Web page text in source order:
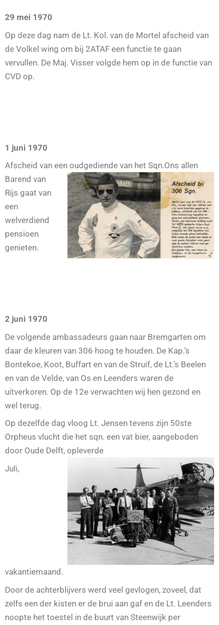
29 mei 1970
Op deze dag nam de Lt. Kol. van de Mortel afscheid van
de Volkel wing om bij 2ATAF een functie te gaan
vervullen. De Maj. Visser volgde hem op in de functie van
CVD op.
1 juni 1970
Afscheid van een oudgediende van het Sqn.Ons allen
Barend van
Rijs gaat van
een
welverdiend
pensioen
genieten.
2 juni 1970
De volgende ambassadeurs gaan naar Bremgarten om
daar de kleuren van 306 hoog te houden. De Kap.’s
Bontekoe, Koot, Buffart en van de Struif, de Lt.’s Beelen
en van de Velde, van Os en Leenders waren de
uitverkoren. Op de 12e verwachten wij hen gezond en
wel terug.
Op dezelfde dag vloog Lt. Jensen tevens zijn 50ste
Orpheus vlucht die het sqn. een vat bier, aangeboden
door Oude Delft, opleverde
Juli,
vakantiemaand.
Door de achterblijvers werd veel gevlogen, zoveel, dat
zelfs een der kisten er de brui aan gaf en de Lt. Leenders
noopte het toestel in de buurt van Steenwijk per